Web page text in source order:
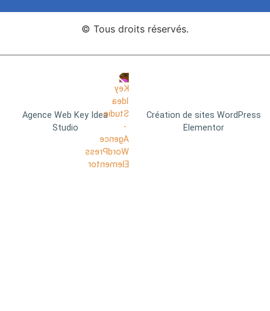
© Tous droits réservés.
Agence Web Key Idea
Studio
Création de sites WordPress
Elementor